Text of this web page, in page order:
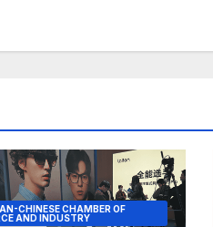
CHINESE CHAMBER OF
AND INDUSTRY